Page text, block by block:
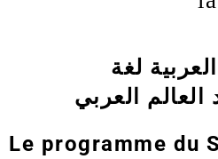
لغة
العالم العربي
Le programme du